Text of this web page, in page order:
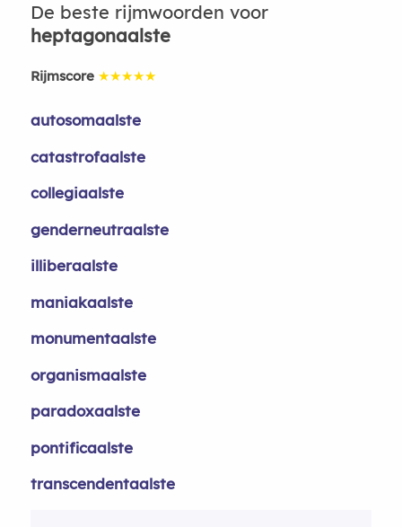
De beste rijmwoorden voor
heptagonaalste
Rijmscore ★★★★★
autosomaalste
catastrofaalste
collegiaalste
genderneutraalste
illiberaalste
maniakaalste
monumentaalste
organismaalste
paradoxaalste
pontificaalste
transcendentaalste